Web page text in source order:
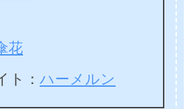
花
ト： ハーメルン